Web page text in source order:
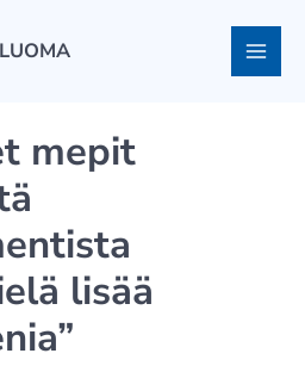
mepit
lisää